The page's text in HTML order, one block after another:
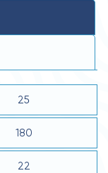
25
180
22